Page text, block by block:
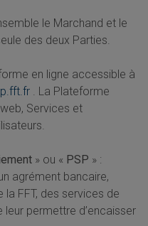
le Marchand et le
des deux Parties.
en ligne accessible à
. La Plateforme
Services et
» ou « PSP » :
agrément bancaire,
la FFT, des services de
permettre d’encaisser